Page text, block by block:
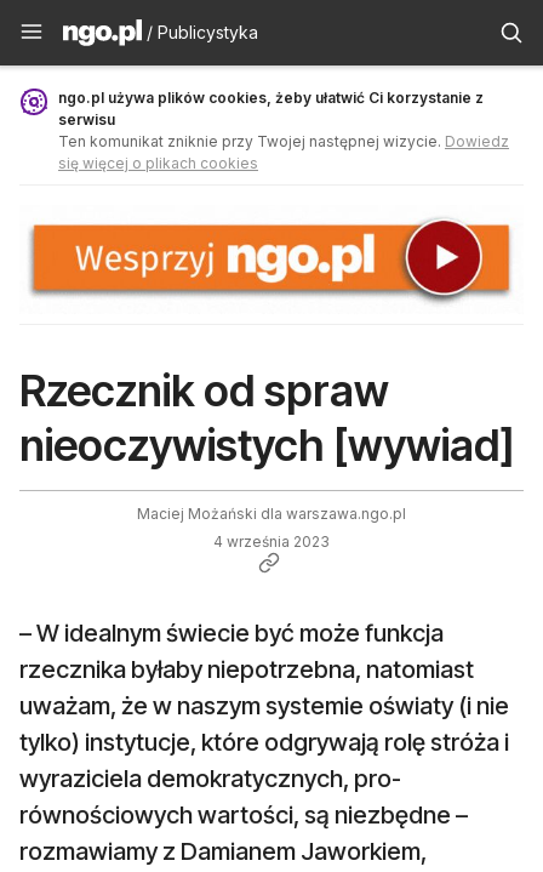
Publicystyka - ngo.pl
/ Publicystyka
ngo.pl używa plików cookies, żeby ułatwić Ci korzystanie z
serwisu
Ten komunikat zniknie przy Twojej następnej wizycie. Dowiedz
się więcej o plikach cookies
Rzecznik od spraw
nieoczywistych [wywiad]
Maciej Możański dla warszawa.ngo.pl
4 września 2023
– W idealnym świecie być może funkcja
rzecznika byłaby niepotrzebna, natomiast
uważam, że w naszym systemie oświaty (i nie
tylko) instytucje, które odgrywają rolę stróża i
wyraziciela demokratycznych, pro-
równościowych wartości, są niezbędne –
rozmawiamy z Damianem Jaworkiem,